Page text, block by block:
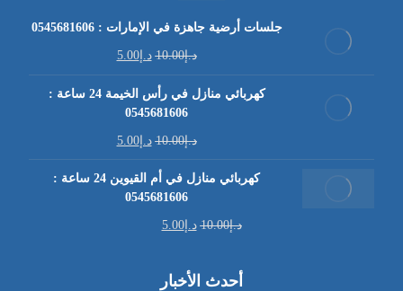
جلسات أرضية جاهزة في الإمارات : 0545681606
د.إ10.00 د.إ5.00
كهربائي منازل في رأس الخيمة 24 ساعة :
0545681606
د.إ10.00 د.إ5.00
كهربائي منازل في أم القيوين 24 ساعة :
0545681606
د.إ10.00 د.إ5.00
أحدث الأخبار